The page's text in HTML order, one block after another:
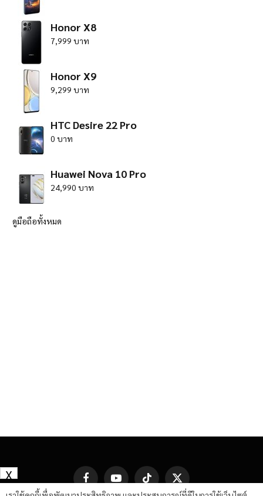
Honor X8
7,999 บาท
Honor X9
9,299 บาท
HTC Desire 22 Pro
0 บาท
Huawei Nova 10 Pro
24,990 บาท
ดูมือถือทั้งหมด
FacebookYouTube TikTok
X
X